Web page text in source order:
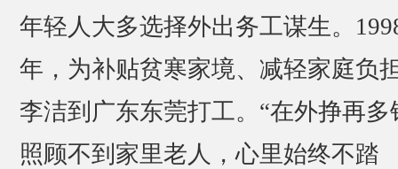
年轻人大多选择外出务工谋生。
年，为补贴贫寒家境、减轻家庭负
李洁到广东东莞打工。“在外挣再多
照顾不到家里老人，心里始终不踏